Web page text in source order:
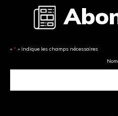
« * » indique les champs nécessaires
Nom